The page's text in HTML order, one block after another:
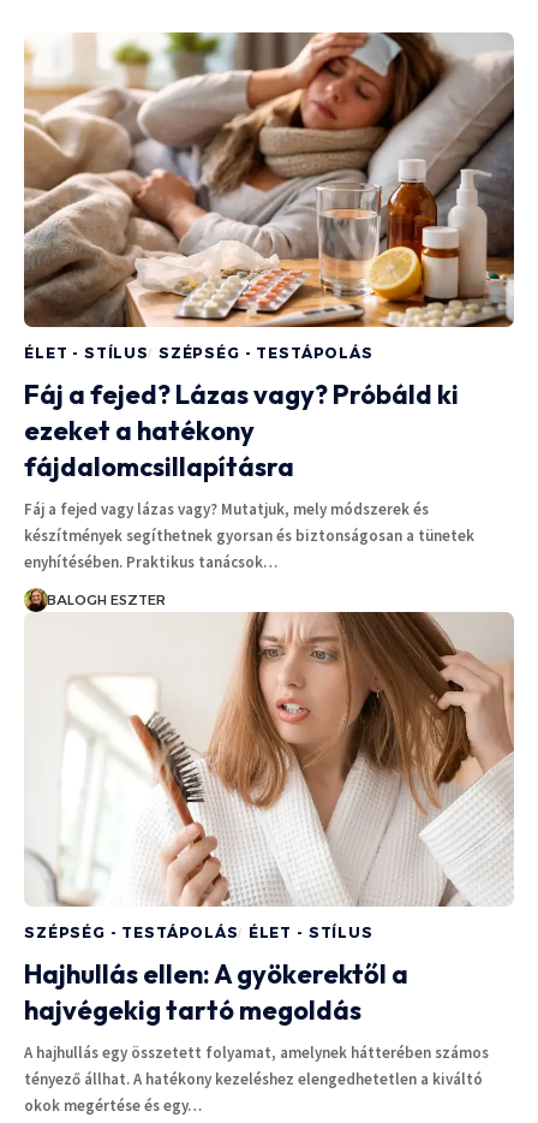
ÉLET - STÍLUS SZÉPSÉG - TESTÁPOLÁS
Fáj a fejed? Lázas vagy? Próbáld ki
ezeket a hatékony
fájdalomcsillapításra
Fáj a fejed vagy lázas vagy? Mutatjuk, mely módszerek és
készítmények segíthetnek gyorsan és biztonságosan a tünetek
enyhítésében. Praktikus tanácsok…
BALOGH ESZTER
SZÉPSÉG - TESTÁPOLÁS ÉLET - STÍLUS
Hajhullás ellen: A gyökerektől a
hajvégekig tartó megoldás
A hajhullás egy összetett folyamat, amelynek hátterében számos
tényező állhat. A hatékony kezeléshez elengedhetetlen a kiváltó
okok megértése és egy…